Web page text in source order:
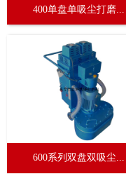
400单盘单吸尘打磨...
600系列双盘双吸尘...